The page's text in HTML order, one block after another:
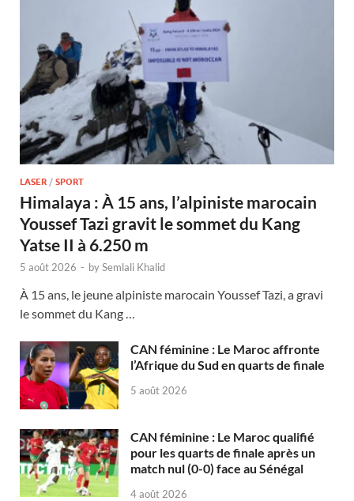
LASER / SPORT
Himalaya : À 15 ans, l’alpiniste marocain
Youssef Tazi gravit le sommet du Kang
Yatse II à 6.250 m
5 août 2026 - bySemlali Khalid
À 15 ans, le jeune alpiniste marocain Youssef Tazi, a gravi
le sommet du Kang …
CAN féminine : Le Maroc affronte
l’Afrique du Sud en quarts de finale
5 août 2026
CAN féminine : Le Maroc qualifié
pour les quarts de finale après un
match nul (0-0) face au Sénégal
4 août 2026